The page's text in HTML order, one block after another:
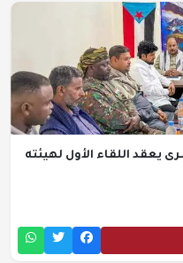
اللقاء الأول لهيئته